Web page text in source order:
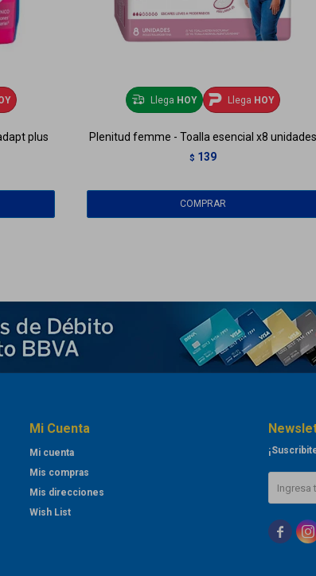
plus
Llega HOY Llega HOY
Plenitud femme - Toalla esencial x8 unidades
$ 139
Mi Cuenta
Mi cuenta
Mis compras
Mis direcciones
Wish List
 